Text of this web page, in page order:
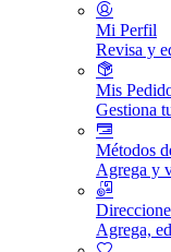
Mi Perfil
Revisa y
Mis
Gestiona
Métodos
Agrega y
Agrega,